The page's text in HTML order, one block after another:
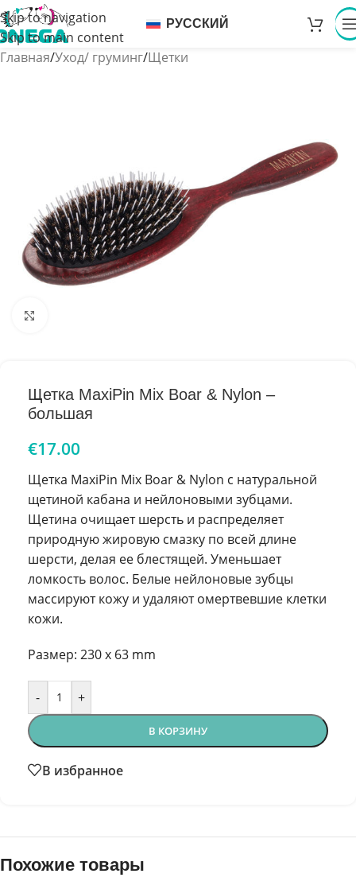
Skip to navigation
Skip to main content
РУССКИЙ
Главная/Уход/ груминг/Щетки
Щетка MaxiPin Mix Boar & Nylon –
большая
€17.00
Щетка MaxiPin Mix Boar & Nylon с натуральной
щетиной кабана и нейлоновыми зубцами.
Щетина очищает шерсть и распределяет
природную жировую смазку по всей длине
шерсти, делая ее блестящей. Уменьшает
ломкость волос. Белые нейлоновые зубцы
массируют кожу и удаляют омертвевшие клетки
кожи.
Размер: 230 x 63 mm
- +
В КОРЗИНУ
В избранное
Похожие товары